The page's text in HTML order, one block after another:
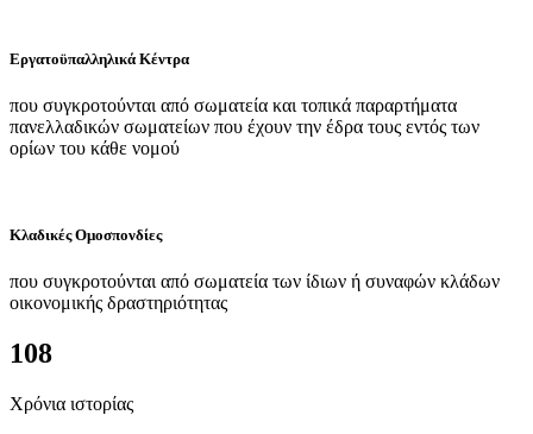
Εργατοϋπαλληλικά Κέντρα
που συγκροτούνται από σωματεία και τοπικά παραρτήματα
πανελλαδικών σωματείων που έχουν την έδρα τους εντός των
ορίων του κάθε νομού
Κλαδικές Ομοσπονδίες
που συγκροτούνται από σωματεία των ίδιων ή συναφών κλάδων
οικονομικής δραστηριότητας
108
Χρόνια ιστορίας